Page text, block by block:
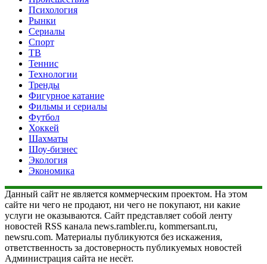
Психология
Рынки
Сериалы
Спорт
ТВ
Теннис
Технологии
Тренды
Фигурное катание
Фильмы и сериалы
Футбол
Хоккей
Шахматы
Шоу-бизнес
Экология
Экономика
Данный сайт не является коммерческим проектом. На этом
сайте ни чего не продают, ни чего не покупают, ни какие
услуги не оказываются. Сайт представляет собой ленту
новостей RSS канала news.rambler.ru, kommersant.ru,
newsru.com. Материалы публикуются без искажения,
ответственность за достоверность публикуемых новостей
Администрация сайта не несёт.